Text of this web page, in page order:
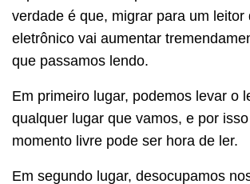
verdade é que, migrar para um leitor
eletrônico vai aumentar
que passamos lendo.
Em primeiro lugar, podemos levar o
qualquer lugar que vamos, e por
momento livre pode ser hora de ler.
Em segundo lugar, desocupamos